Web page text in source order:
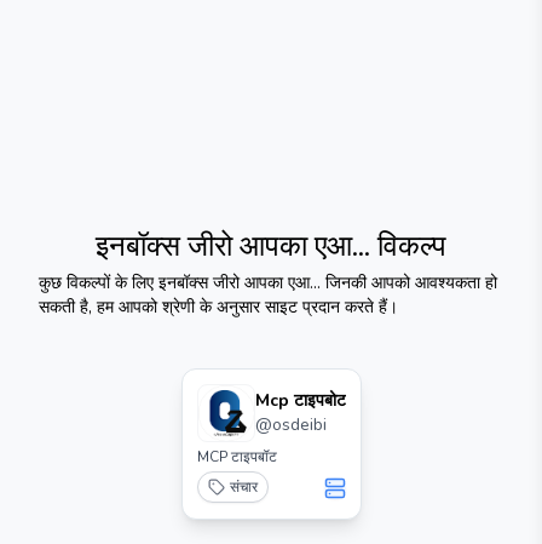
इनबॉक्स जीरो आपका एआ... विकल्प
कुछ विकल्पों के लिएइनबॉक्स जीरो आपका एआ... जिनकी आपको आवश्यकता हो
सकती है, हम आपको श्रेणी के अनुसार साइट प्रदान करते हैं।
Mcp टाइपबोट
@osdeibi
MCP टाइपबॉट
संचार